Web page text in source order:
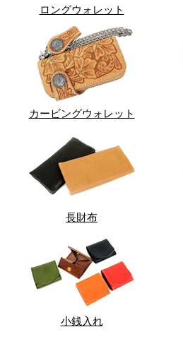
ロングウォレット
カービングウォレット
長財布
小銭入れ